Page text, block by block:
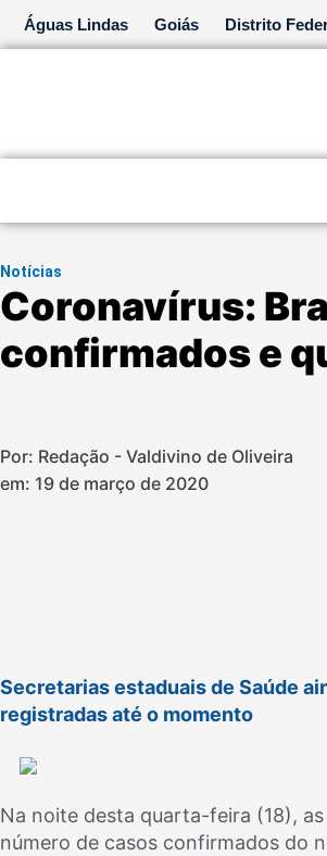
para
Águas Lindas Goiás Distrito
Notícias
Coronavírus:
confirmados e
Por: Redação - Valdivino de Oliveira
em: 19 de março de 2020
Secretarias estaduais de Saúde
registradas até o momento
Na noite desta quarta-feira (18),
número de casos confirmados do